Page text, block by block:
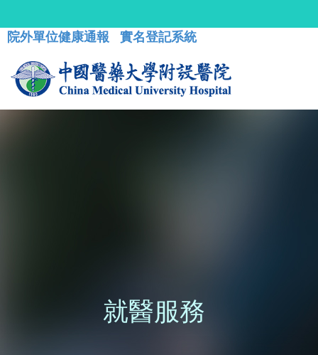
院外單位健康通報 實名登記系統
就醫服務